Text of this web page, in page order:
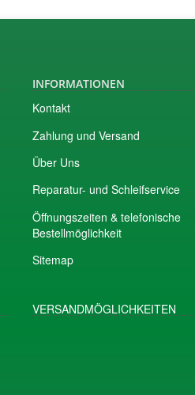
INFORMATIONEN
Kontakt
Zahlung und Versand
Über Uns
Reparatur- und Schleifservice
Öffnungszeiten & telefonische
Bestellmöglichkeit
Sitemap
VERSANDMÖGLICHKEITEN